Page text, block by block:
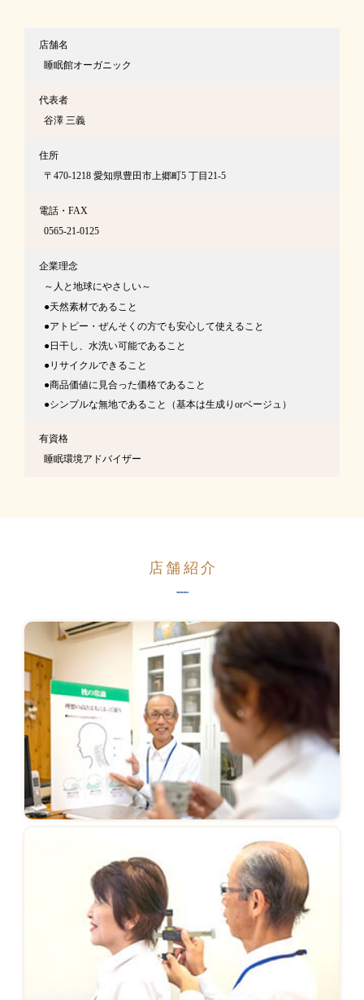
店舗名
睡眠館オーガニック
代表者
谷澤 三義
住所
〒470-1218 愛知県豊田市上郷町5 丁目21-5
電話・FAX
0565-21-0125
企業理念
～人と地球にやさしい～
天然素材であること
アトピー・ぜんそくの方でも安心して使えること
日干し、水洗い可能であること
リサイクルできること
商品価値に見合った価格であること
シンプルな無地であること（基本は生成りorベージュ）
有資格
睡眠環境アドバイザー
店舗紹介